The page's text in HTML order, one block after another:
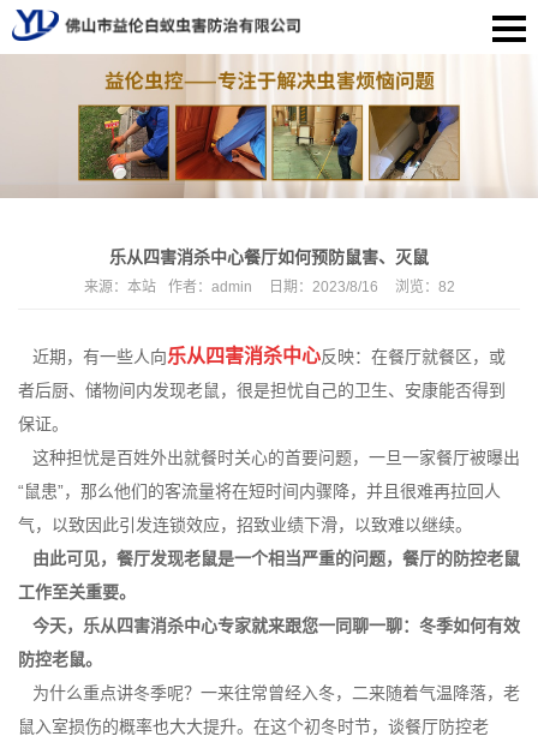
乐从四害消杀中心餐厅如何预防鼠害、灭鼠
来源： 本站 作者： admin 日期： 2023/8/16 浏览： 82
近期，有一些人向乐从四害消杀中心反映：在餐厅就餐区，或
者后厨、储物间内发现老鼠，很是担忧自己的卫生、安康能否得到
保证。
这种担忧是百姓外出就餐时关心的首要问题，一旦一家餐厅被曝出
“鼠患”，那么他们的客流量将在短时间内骤降，并且很难再拉回人
气，以致因此引发连锁效应，招致业绩下滑，以致难以继续。
由此可见，餐厅发现老鼠是一个相当严重的问题，餐厅的防控老鼠
工作至关重要。
今天，乐从四害消杀中心专家就来跟您一同聊一聊：冬季如何有效
防控老鼠。
为什么重点讲冬季呢？一来往常曾经入冬，二来随着气温降落，老
鼠入室损伤的概率也大大提升。在这个初冬时节，谈餐厅防控老